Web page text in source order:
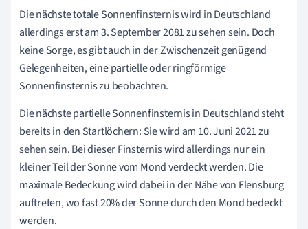
Die nächste totale Sonnenfinsternis wird in Deutschland
allerdings erst am 3. September 2081 zu sehen sein. Doch
keine Sorge, es gibt auch in der Zwischenzeit genügend
Gelegenheiten, eine partielle oder ringförmige
Sonnenfinsternis zu beobachten.
Die nächste partielle Sonnenfinsternis in Deutschland steht
bereits in den Startlöchern: Sie wird am 10. Juni 2021 zu
sehen sein. Bei dieser Finsternis wird allerdings nur ein
kleiner Teil der Sonne vom Mond verdeckt werden. Die
maximale Bedeckung wird dabei in der Nähe von Flensburg
auftreten, wo fast 20% der Sonne durch den Mond bedeckt
werden.